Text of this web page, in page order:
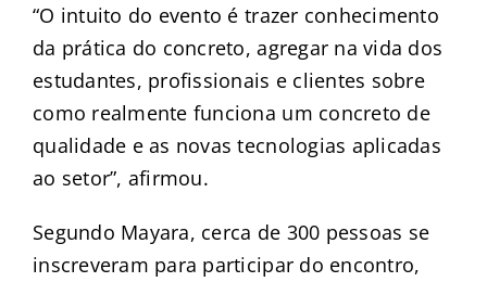
“O intuito do evento é trazer conhecimento
da prática do concreto, agregar na vida dos
estudantes, profissionais e clientes sobre
como realmente funciona um concreto de
qualidade e as novas tecnologias aplicadas
ao setor”, afirmou.
Segundo Mayara, cerca de 300 pessoas se
inscreveram para participar do encontro,